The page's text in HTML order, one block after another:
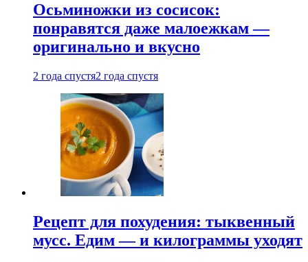
Осьминожки из сосисок:
понравятся даже малоежкам —
оригинально и вкусно
2 года спустя2 года спустя
Рецепт для похудения: тыквенный
мусс. Едим — и килограммы уходят